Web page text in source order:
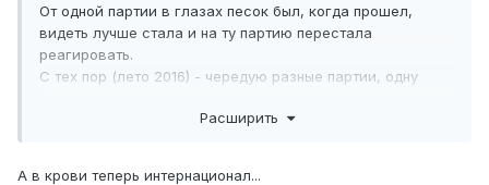
От одной партии в глазах песок был, когда прошел,
видеть лучше стала и на ту партию перестала
реагировать.
С тех пор (лето 2016) - чередую разные партии, одну
В данный момент вообще в каждый укол другая партия,
Расширить
А в крови теперь интернационал...